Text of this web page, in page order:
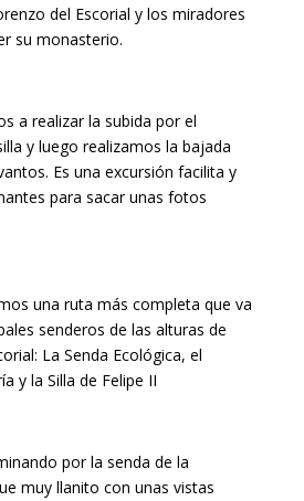
del Escorial y los miradores
su monasterio.
a realizar la subida por el
y luego realizamos la bajada
Es una excursión facilita y
para sacar unas fotos
una ruta más completa que va
senderos de las alturas de
La Senda Ecológica, el
y la Silla de Felipe II
por la senda de la
muy llanito con unas vistas